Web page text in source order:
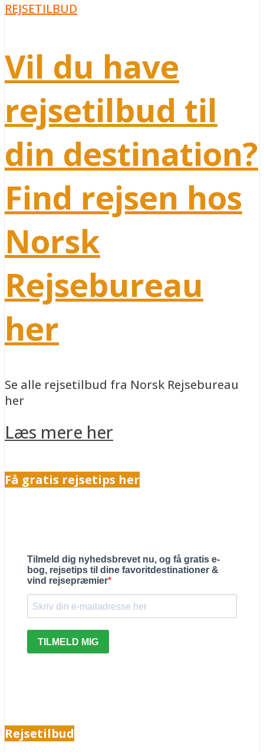
REJSETILBUD
Vil du have
rejsetilbud til
din destination?
Find rejsen hos
Norsk
Rejsebureau
her
Se alle rejsetilbud fra Norsk Rejsebureau
her
Læs mere her
Få gratis rejsetips her
Tilmeld dig nyhedsbrevet nu, og få gratis e-
bog, rejsetips til dine favoritdestinationer &
vind rejsepræmier
TILMELD MIG
Rejsetilbud